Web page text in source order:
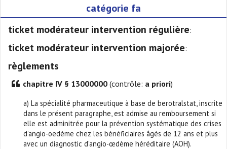
catégorie fa
ticket modérateur intervention régulière:
ticket modérateur intervention majorée:
règlements
chapitre IV § 13000000 (contrôle: a priori)
a) La spécialité pharmaceutique à base de berotralstat, inscrite
dans le présent paragraphe, est admise au remboursement si
elle est adminitrée pour la prévention systématique des crises
d’angio-oedème chez les bénéficiaires âgés de 12 ans et plus
avec un diagnostic d’angio-œdème héréditaire (AOH).